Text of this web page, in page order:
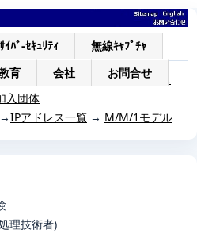
ｻｲﾊﾞ-ｾｷｭﾘﾃｨ
無線ｷｬﾌﾟﾁｬ
育 会社 お問合せ
パケットキャプチャ支援サービス
入団体
→IPアドレス一覧 → M/M/1モデル
理技術者)